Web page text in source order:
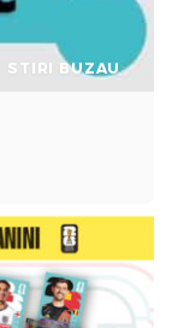
STIRI BUZAU